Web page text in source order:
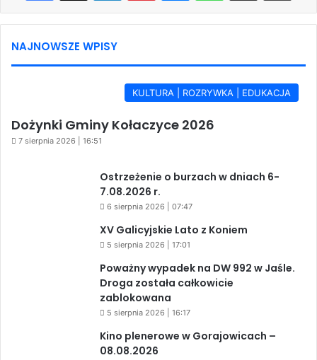
NAJNOWSZE WPISY
KULTURA | ROZRYWKA | EDUKACJA
Dożynki Gminy Kołaczyce 2026
7 sierpnia 2026 | 16:51
Ostrzeżenie o burzach w dniach 6-
7.08.2026 r.
6 sierpnia 2026 | 07:47
XV Galicyjskie Lato z Koniem
5 sierpnia 2026 | 17:01
Poważny wypadek na DW 992 w Jaśle.
Droga została całkowicie
zablokowana
5 sierpnia 2026 | 16:17
Kino plenerowe w Gorajowicach –
08.08.2026